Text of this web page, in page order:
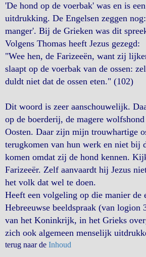
'De hond op de voerbak' was en is
uitdrukking. De Engelsen zeggen
manger'. Bij de Grieken was dit
Volgens Thomas heeft Jezus gezegd:
"Wee hen, de Farizeeën, want zij
slaapt op de voerbak van de ossen:
duldt niet dat de ossen eten." (102)
Dit woord is zeer aanschouwelijk.
op de boerderij, de magere
Oosten. Daar zijn mijn trouwhartige
terugkomen van hun werk en niet bij
komen omdat zij de hond kennen.
Farizeeër. Zelf aanvaardt hij Jezus
het volk dat wel te doen.
Heeft een volgeling op die manier de
Hebreeuwse beeldspraak (van logion
van het Koninkrijk, in het Grieks
zich ook algemeen menselijk
terug naar de Inhoud